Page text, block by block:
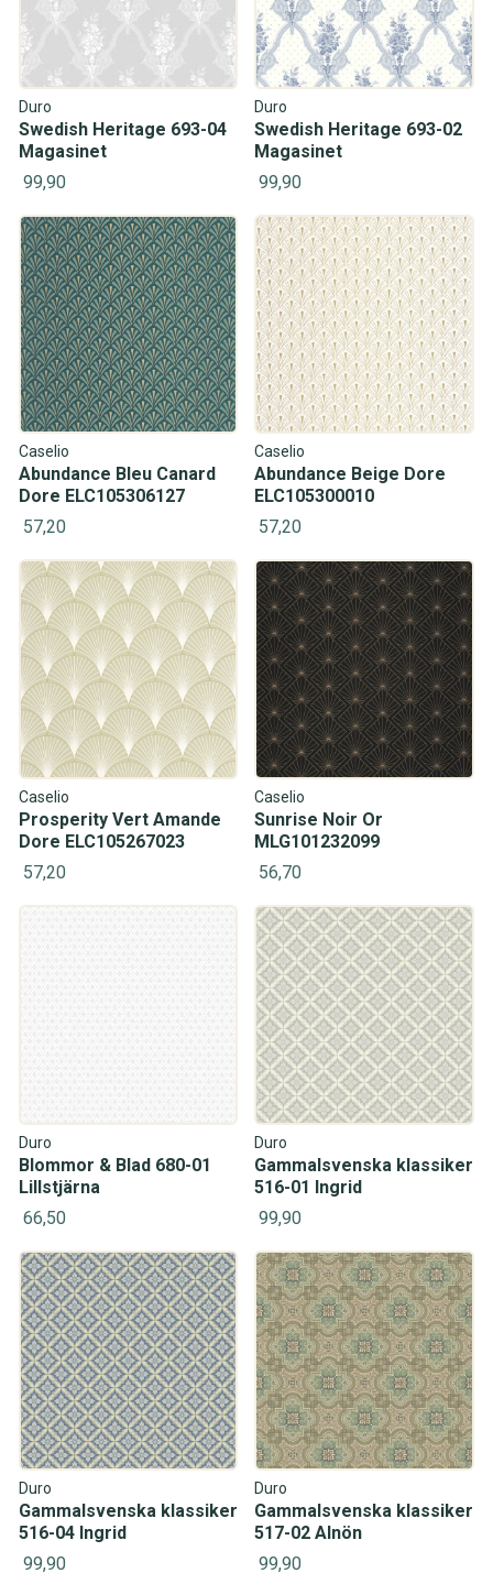
Duro
Swedish Heritage 693-04
Magasinet
99,90
Duro
Swedish Heritage 693-02
Magasinet
99,90
Caselio
Abundance Bleu Canard
Dore ELC105306127
57,20
Caselio
Abundance Beige Dore
ELC105300010
57,20
Caselio
Prosperity Vert Amande
Dore ELC105267023
57,20
Caselio
Sunrise Noir Or
MLG101232099
56,70
Duro
Blommor & Blad 680-01
Lillstjärna
66,50
Duro
Gammalsvenska klassiker
516-01 Ingrid
99,90
Duro
Gammalsvenska klassiker
516-04 Ingrid
99,90
Duro
Gammalsvenska klassiker
517-02 Alnön
99,90